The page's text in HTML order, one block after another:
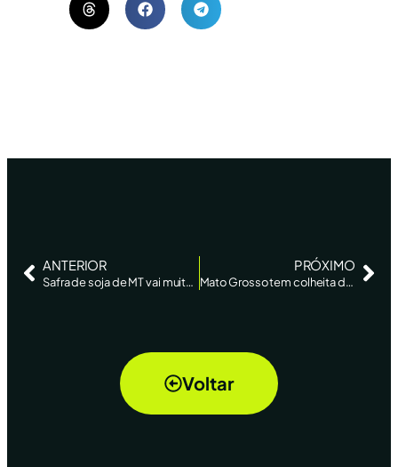
ANTERIOR
Safra de soja de MT vai muito bem, mas concentração de plantio indica “tensão”, diz AgRural – Reuters
PRÓXIMO
Mato Grosso tem colheita de soja mais lenta em 7 anos, impactando janela do milho, diz AgRural
Voltar